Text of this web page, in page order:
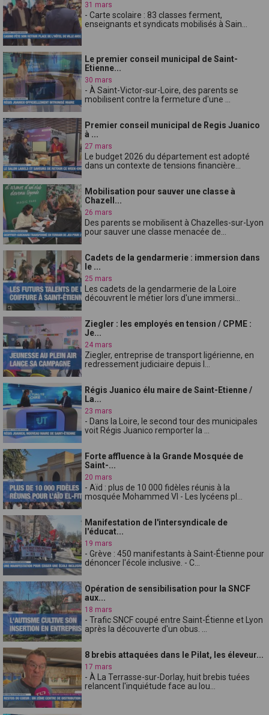
31 mars
- Carte scolaire : 83 classes ferment,
enseignants et syndicats mobilisés à Sain...
Le premier conseil municipal de Saint-
Etienne...
30 mars
- À Saint-Victor-sur-Loire, des parents se
mobilisent contre la fermeture d'une ...
Premier conseil municipal de Regis Juanico
à ...
27 mars
Le budget 2026 du département est adopté
dans un contexte de tensions financière...
Mobilisation pour sauver une classe à
Chazell...
26 mars
Des parents se mobilisent à Chazelles-sur-Lyon
pour sauver une classe menacée de...
Cadets de la gendarmerie : immersion dans
le ...
25 mars
Les cadets de la gendarmerie de la Loire
découvrent le métier lors d'une immersi...
Ziegler : les employés en tension / CPME :
Je...
24 mars
Ziegler, entreprise de transport ligérienne, en
redressement judiciaire depuis l...
Régis Juanico élu maire de Saint-Etienne /
La...
23 mars
- Dans la Loire, le second tour des municipales
voit Régis Juanico remporter la ...
Forte affluence à la Grande Mosquée de
Saint-...
20 mars
- Aïd : plus de 10 000 fidèles réunis à la
mosquée Mohammed VI - Les lycéens pl...
Manifestation de l'intersyndicale de
l'éducat...
19 mars
- Grève : 450 manifestants à Saint-Étienne pour
dénoncer l'école inclusive. - C...
Opération de sensibilisation pour la SNCF
aux...
18 mars
- Trafic SNCF coupé entre Saint-Étienne et Lyon
après la découverte d'un obus. ...
8 brebis attaquées dans le Pilat, les éleveur...
17 mars
- À La Terrasse-sur-Dorlay, huit brebis tuées
relancent l'inquiétude face au lou...